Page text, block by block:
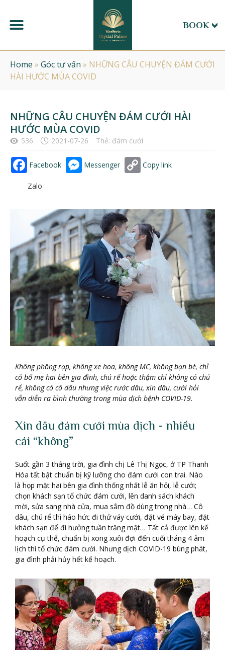
BOOK
Home » Góc tư vấn » NHỮNG CÂU CHUYỆN ĐÁM CƯỚI
HÀI HƯỚC MÙA COVID
NHỮNG CÂU CHUYỆN ĐÁM CƯỚI HÀI
HƯỚC MÙA COVID
536 2021-07-26 Thẻ: đám cưới
Facebook Messenger Copy link
Zalo
Không phông rạp, không xe hoa, không MC, không bạn bè, chỉ
có bố mẹ hai bên gia đình, chú rể hoặc thậm chí không có chú
rể, không có cô dâu nhưng việc rước dâu, xin dâu, cưới hỏi
vẫn diễn ra bình thường trong mùa dịch bệnh COVID-19.
Xin dâu đám cưới mùa dịch - nhiều
cái “không”
Suốt gần 3 tháng trời, gia đình chị Lê Thị Ngọc, ở TP Thanh
Hóa tất bật chuẩn bị kỹ lưỡng cho đám cưới con trai. Nào
là họp mặt hai bên gia đình thống nhất lễ ăn hỏi, lễ cưới;
chọn khách sạn tổ chức đám cưới, lên danh sách khách
mời, sửa sang nhà cửa, mua sắm đồ dùng trong nhà… Cô
dâu, chú rể thì háo hức đi thử váy cưới, đặt vé máy bay, đặt
khách sạn để đi hưởng tuần trăng mật… Tất cả được lên kế
hoạch cụ thể, chuẩn bị xong xuôi đợi đến cuối tháng 4 âm
lịch thì tổ chức đám cưới. Nhưng dịch COVID-19 bùng phát,
gia đình phải hủy hết kế hoạch.